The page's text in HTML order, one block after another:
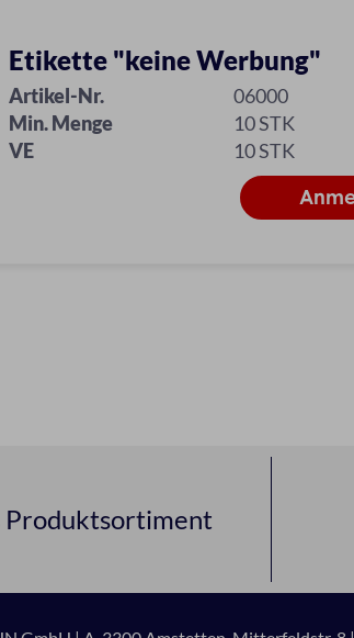
Etikette "keine Werbung"
Artikel-Nr.
06000
Min. Menge
10 STK
VE
10 STK
Produktsortiment